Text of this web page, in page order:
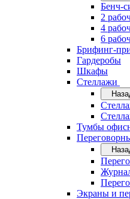
Бенч-
2
4
6
Брифинг-
Гардеробы
Шкафы
Стеллажи
Тумбы
Экраны и